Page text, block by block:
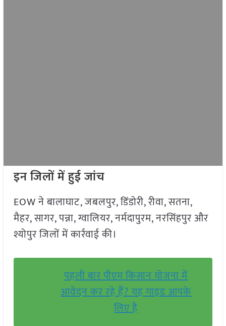
इन जिलों में हुई जांच
EOW ने बालाघाट, जबलपुर, डिंडोरी, रीवा, सतना,
मैहर, सागर, पन्ना, ग्वालियर, नर्मदापुरम, नरसिंहपुर और
श्योपुर जिलों में कार्रवाई की।
पहली बार पीएम किसान योजना में
आवेदन कर रहे हैं? यह गाइड आपके
लिए है